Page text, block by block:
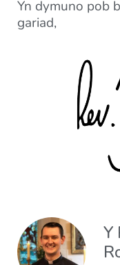
Yn dymuno pob
gariad,
Y